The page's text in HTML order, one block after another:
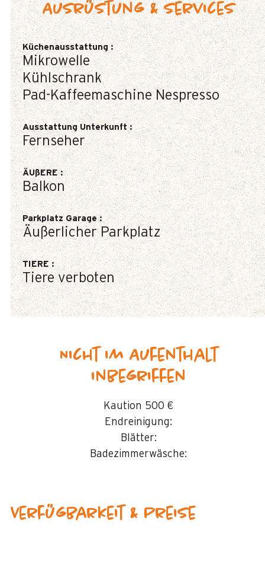
Ausrüstung & Services
Küchenausstattung :
Mikrowelle
Kühlschrank
Pad-Kaffeemaschine Nespresso
Ausstattung Unterkunft:
Fernseher
ÄUßERE:
Balkon
Parkplatz Garage:
Äußerlicher Parkplatz
TIERE:
Tiere verboten
Nicht im Aufenthalt
inbegriffen
Kaution 500 €
Endreinigung:
Blätter:
Badezimmerwäsche:
Verfügbarkeit & Preise